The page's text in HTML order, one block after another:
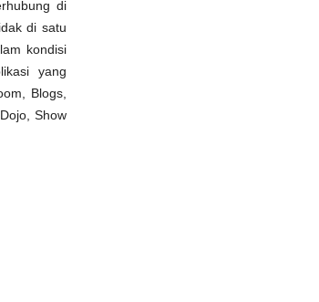
di
di satu
kondisi
yang
Blogs,
Show